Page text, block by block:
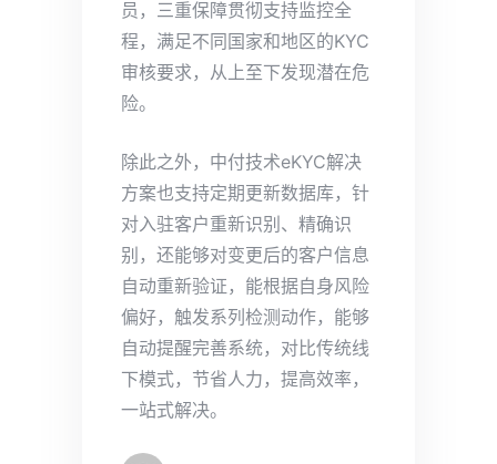
员，三重保障贯彻支持监控全
程，满足不同国家和地区的KYC
审核要求，从上至下发现潜在危
险。
除此之外，中付技术eKYC解决
方案也支持定期更新数据库，针
对入驻客户重新识别、精确识
别，还能够对变更后的客户信息
自动重新验证，能根据自身风险
偏好，触发系列检测动作，能够
自动提醒完善系统，对比传统线
下模式，节省人力，提高效率，
一站式解决。